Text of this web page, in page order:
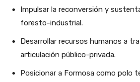
Impulsar la reconversión y
foresto-industrial.
Desarrollar recursos humanos a
articulación público-privada.
Posicionar a Formosa como polo